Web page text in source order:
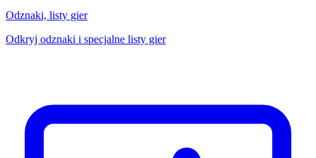
Odznaki, listy gier
Odkryj odznaki i specjalne listy gier